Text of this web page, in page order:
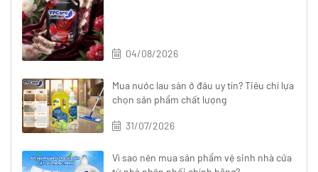
04/08/2026
Mua nước lau sàn ở đâu uy tín? Tiêu chí lựa
chọn sản phẩm chất lượng
31/07/2026
Vì sao nên mua sản phẩm vệ sinh nhà cửa